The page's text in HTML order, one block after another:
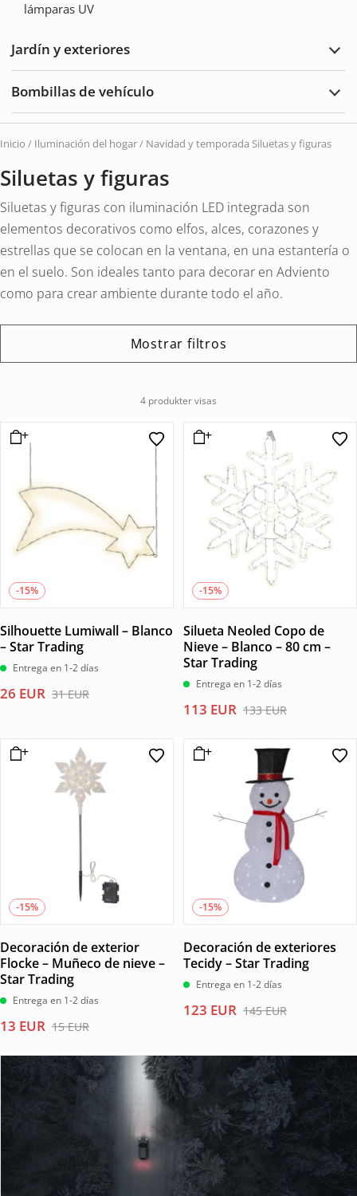
lámparas UV
Jardín y exteriores
Bombillas de vehículo
de
Inicio / Iluminación del hogar/ Navidad y temporada Siluetas y figuras
Siluetas y figuras
Siluetas y figuras con iluminación LED integrada son
elementos decorativos como elfos, alces, corazones y
estrellas que se colocan en la ventana, en una estantería o
en el suelo. Son ideales tanto para decorar en Adviento
como para crear ambiente durante todo el año.
Mostrar filtros
4 produkter visas
-15%
Silhouette Lumiwall – Blanco
– Star Trading
Entrega en 1-2 días
31EUR
El
era:
31 EUR.
26 EUR
El
es:
26 EUR.
-15%
Silueta Neoled Copo de
Nieve – Blanco – 80 cm –
Star Trading
Entrega en 1-2 días
133EUR
El
original
era:
113 EUR
El
actual
es:
-15%
Decoración de exterior
Flocke – Muñeco de nieve –
Star Trading
Entrega en 1-2 días
15EUR
El
original
15 EUR.
13 EUR
El
actual
13 EUR.
-15%
Decoración de exteriores
Tecidy – Star Trading
Entrega en 1-2 días
145EUR
El
era:
145 EUR.
123 EUR
El
es:
123 EUR.